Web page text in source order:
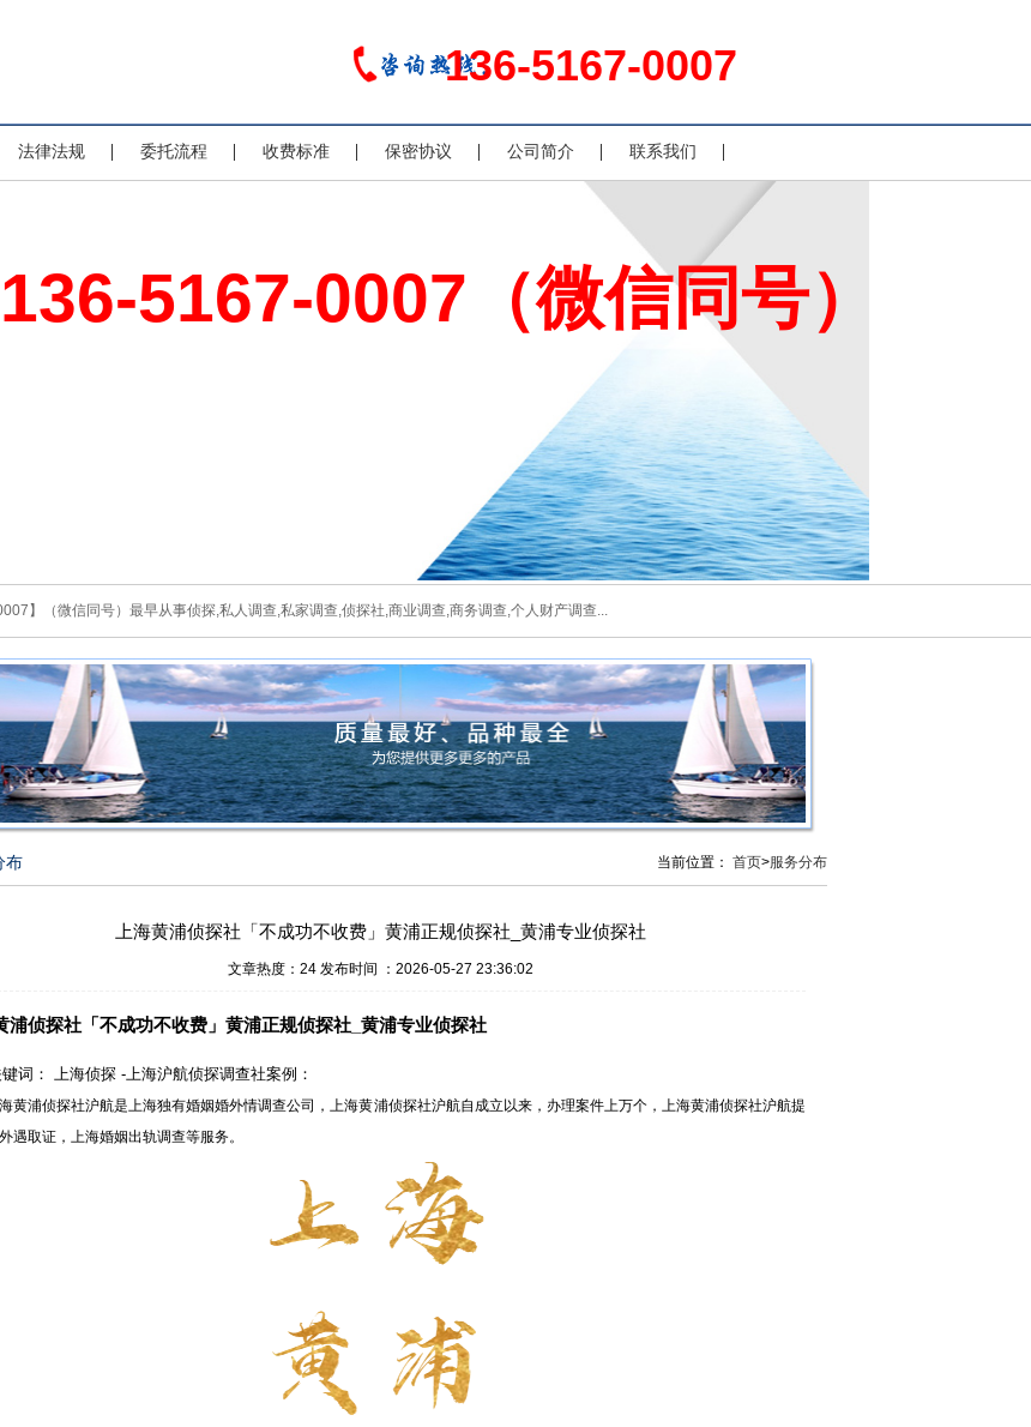
136-5167-0007
法律法规 委托流程 收费标准 保密协议 公司简介 联系我们
136-5167-0007（微信同号）
】（微信同号）最早从事侦探,私人调查,私家调查,侦探社,商业调查,商务调查,个人财产调查...
布 当前位置： 首页>服务分布
上海黄浦侦探社「不成功不收费」黄浦正规侦探社_黄浦专业侦探社
文章热度：24 发布时间 ：2026-05-27 23:36:02
浦侦探社「不成功不收费」黄浦正规侦探社_黄浦专业侦探社
词： 上海侦探 -上海沪航侦探调查社案例：
浦侦探社沪航是上海独有婚姻婚外情调查公司，上海黄浦侦探社沪航自成立以来，办理案件上万个，上海黄浦侦探社沪航提
遇取证，上海婚姻出轨调查等服务。